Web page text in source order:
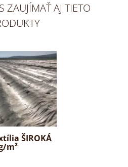
ZAUJÍMAŤ AJ TIETO
ŠIROKÁ
m²